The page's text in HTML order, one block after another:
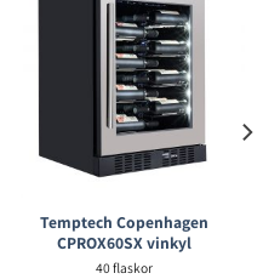
Temptech Copenhagen
CPROX60SX vinkyl
40 flaskor